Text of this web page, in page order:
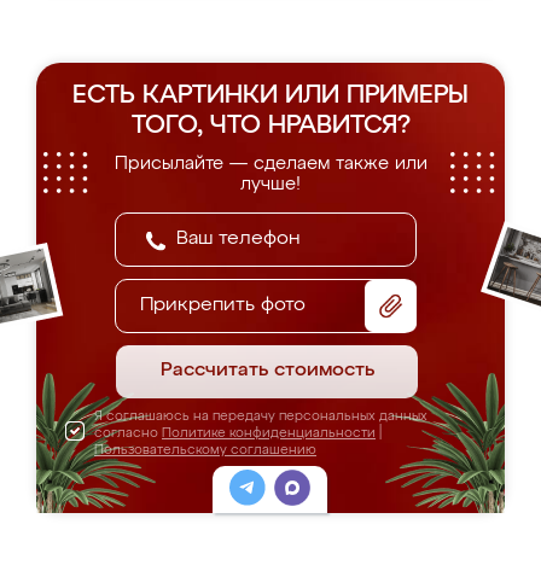
ЕСТЬ КАРТИНКИ ИЛИ ПРИМЕРЫ
ТОГО, ЧТО НРАВИТСЯ?
Присылайте — сделаем также или
лучше!
Прикрепить фото
Рассчитать стоимость
Я соглашаюсь на передачу персональных данных
согласно Политике конфиденциальности
Пользовательскому соглашению